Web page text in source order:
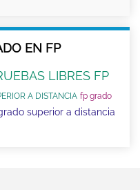
EN FP
LIBRES FP
A DISTANCIA fp grado
superior a distancia